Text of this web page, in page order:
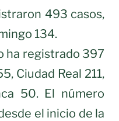
493 casos,
134.
ha registrado 397
Ciudad Real 211,
50. El número
el inicio de la